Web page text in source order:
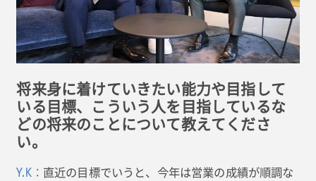
将来身に着けていきたい能力や目指して
いる目標、こういう人を目指しているな
どの将来のことについて教えてくださ
い。
Y.K： 直近の目標でいうと、今年は営業の成績が順調な